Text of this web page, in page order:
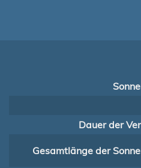
Dauer der
Gesamtlänge der